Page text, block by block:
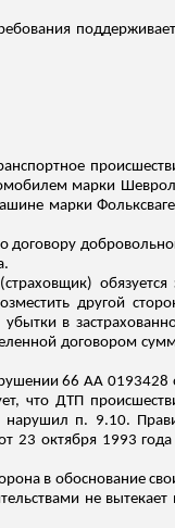
марки
марки
договору
обязуется
другой
в
договором
66 АА 0193428
что ДТП
п. 9.10.
23 октября 1993 года
в обоснование
не вытекает